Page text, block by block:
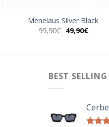
Menelaus Silver Black
99,90€ Original
price
49,90€Η
BEST SELLING